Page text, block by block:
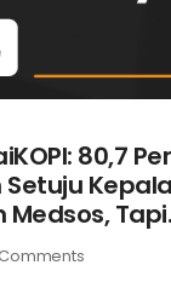
80,7
Setuju
Medsos,